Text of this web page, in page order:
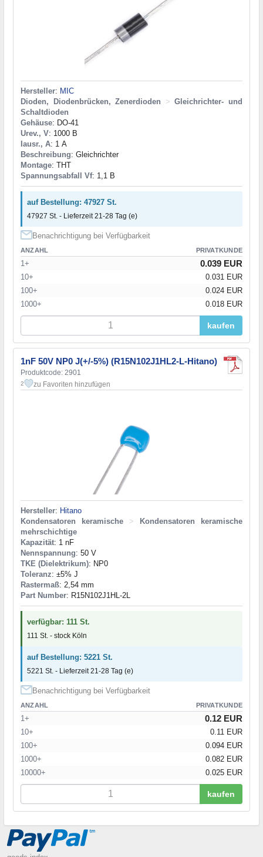
Hersteller: MIC
Dioden, Diodenbrücken, Zenerdioden
> Gleichrichter- und
Schaltdioden
Gehäuse: DO-41
Urev., V: 1000 В
Iausr., A: 1 А
Beschreibung: Gleichrichter
Montage: THT
Spannungsabfall Vf: 1,1 В
auf Bestellung: 47927 St.
47927 St. - Lieferzeit 21-28 Tag (e)
Benachrichtigung bei Verfügbarkeit
ANZAHL PRIVATKUNDE
1+ 0.039 EUR
10+
0.031 EUR
100+
0.024 EUR
1000+
0.018 EUR
kaufen
1nF 50V NP0 J(+/-5%) (R15N102J1HL2-L-Hitano)
Produktcode: 2901
2 zu Favoriten hinzufügen
Hersteller: Hitano
Kondensatoren keramische
>
Kondensatoren keramische
mehrschichtige
Kapazität: 1 nF
Nennspannung: 50 V
TKE (Dielektrikum): NP0
Toleranz: ±5% J
Rastermaß: 2,54 mm
Part Number: R15N102J1HL-2L
verfügbar: 111 St.
111 St. - stock Köln
auf Bestellung: 5221 St.
5221 St. - Lieferzeit 21-28 Tag (e)
Benachrichtigung bei Verfügbarkeit
ANZAHL PRIVATKUNDE
1+ 0.12 EUR
10+
0.11 EUR
100+
0.094 EUR
1000+
0.082 EUR
10000+
0.025 EUR
kaufen